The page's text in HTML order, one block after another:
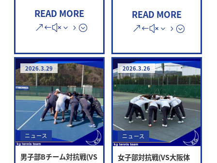
READ MORE READ MORE
2026.3.29
ニュース
男子部Bチーム対抗戦(VS
2026.3.26
ニュース
女子部対抗戦(VS大阪体